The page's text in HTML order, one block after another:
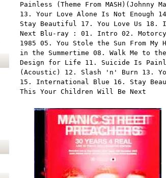
Painless (Theme From
13. Your Love Alone Is Not Enough
Stay Beautiful 17. You Love Us
Next Blu-ray : 01. Intro 02.
1985 05. You Stole the Sun From
in the Summertime 08. Walk Me to
Design for Life 11. Suicide Is
(Acoustic) 12. Slash 'n' Burn 13.
15. International Blue 16. Stay
This Your Children Will Be Next